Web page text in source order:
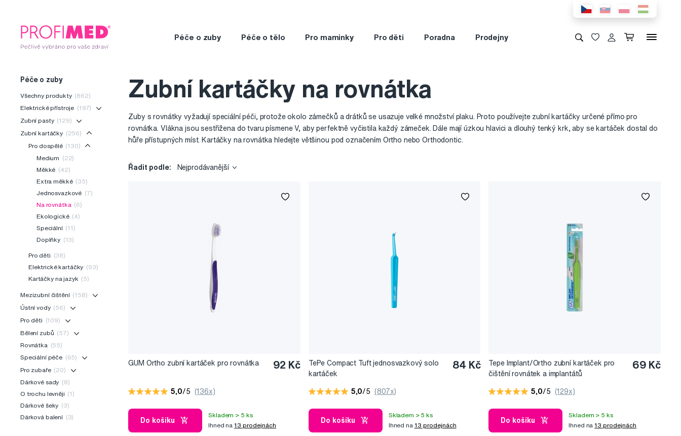
Péče o zuby Péče o tělo Pro maminky Pro děti Poradna Prodejny
Péče o zuby
Všechny produkty (862)
Elektrické přístroje (197)
Zubní pasty (129)
Zubní kartáčky (256)
Pro dospělé (130)
Medium (22)
Měkké (42)
Extra měkké (35)
Jednosvazkové (7)
Na rovnátka (6)
Ekologické (4)
Speciální (11)
Doplňky (13)
Pro děti
(38)
Elektrické kartáčky (93)
Kartáčky na jazyk (5)
Mezizubní čištění (158)
Ústní vody (56)
Pro děti
(109)
Bělení zubů (57)
Rovnátka
(55)
Speciální péče (65)
Pro zubaře (20)
Dárkové sady (8)
O trochu levněji (1)
Dárkové šeky (3)
Dárková balení (3)
Zubní kartáčky na rovnátka
Zuby s rovnátky vyžadují speciální péči, protože okolo zámečků a drátků se usazuje velké množství plaku. Proto používejte zubní kartáčky určené přímo pro
rovnátka. Vlákna jsou sestřižena do tvaru písmene V, aby perfektně vyčistila každý zámeček. Dále mají úzkou hlavici a dlouhý tenký krk, aby se kartáček dostal do
hůře přístupných míst. Kartáčky na rovnátka hledejte většinou pod označením Ortho nebo Orthodontic.
Řadit podle: Nejprodávanější
GUM Ortho zubní kartáček pro rovnátka 92 Kč
5,0/5 (136x)
Do košíku
Skladem > 5 ks
Ihned na13 prodejnách
TePe Compact Tuft jednosvazkový solo
kartáček
84 Kč
5,0/5 (807x)
Do košíku
Skladem > 5 ks
Ihned na 13 prodejnách
Tepe Implant/Ortho zubní kartáček pro
čištění rovnátek a implantátů
69 Kč
5,0/5 (129x)
Do košíku
Skladem > 5 ks
Ihned na13 prodejnách